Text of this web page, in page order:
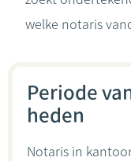
welke notaris
Periode
heden
Notaris in